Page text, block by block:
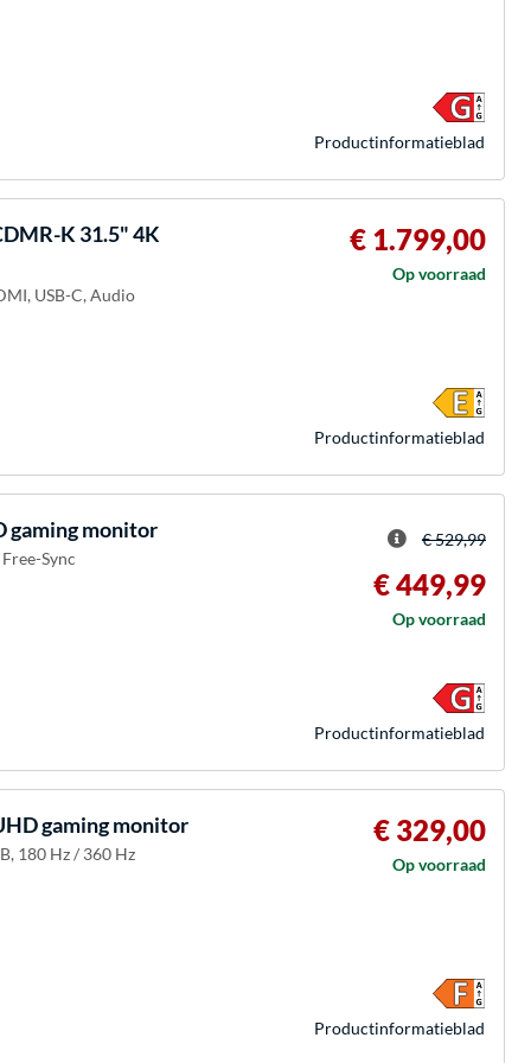
Product­informatieblad
K 31.5" 4K
USB-C, Audio
€ 1.799,00
Op voorraad
Product­informatieblad
gaming monitor
Sync
€ 529,99
€ 449,99
Op voorraad
Product­informatieblad
gaming monitor
180 Hz / 360 Hz
€ 329,00
Op voorraad
Product­informatieblad